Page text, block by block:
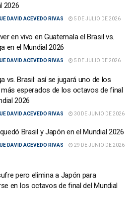
2026
DAVID ACEVEDO RIVAS 5 DE JULIO DE 2026
en vivo en Guatemala el Brasil vs.
en el Mundial 2026
DAVID ACEVEDO RIVAS 5 DE JULIO DE 2026
vs. Brasil: así se jugará uno de los
esperados de los octavos de final
2026
DAVID ACEVEDO RIVAS 30 DE JUNIO DE 2026
Brasil y Japón en el Mundial 2026
DAVID ACEVEDO RIVAS 29 DE JUNIO DE 2026
pero elimina a Japón para
en los octavos de final del Mundial